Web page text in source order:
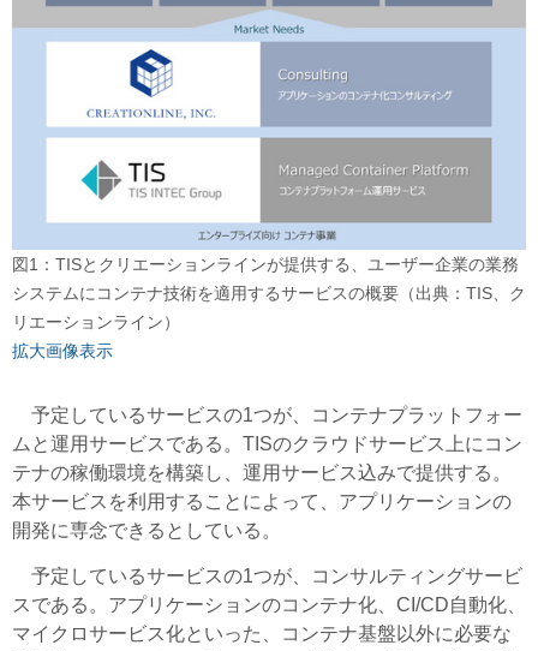
図1：TISとクリエーションラインが提供する、ユーザー企業の業務
システムにコンテナ技術を適用するサービスの概要（出典：TIS、ク
リエーションライン）
拡大画像表示
予定しているサービスの1つが、コンテナプラットフォー
ムと運用サービスである。TISのクラウドサービス上にコン
テナの稼働環境を構築し、運用サービス込みで提供する。
本サービスを利用することによって、アプリケーションの
開発に専念できるとしている。
予定しているサービスの1つが、コンサルティングサービ
スである。アプリケーションのコンテナ化、CI/CD自動化、
マイクロサービス化といった、コンテナ基盤以外に必要な